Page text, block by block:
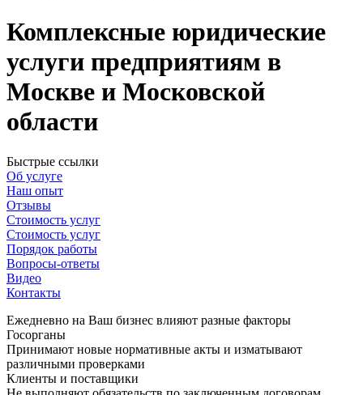
Комплексные юридические
услуги предприятиям в
Москве и Московской
области
Быстрые ссылки
Об услуге
Наш опыт
Отзывы
Стоимость услуг
Стоимость услуг
Порядок работы
Вопросы-ответы
Видео
Контакты
Ежедневно на Ваш бизнес влияют разные факторы
Госорганы
Принимают новые нормативные акты и изматывают
различными проверками
Клиенты и поставщики